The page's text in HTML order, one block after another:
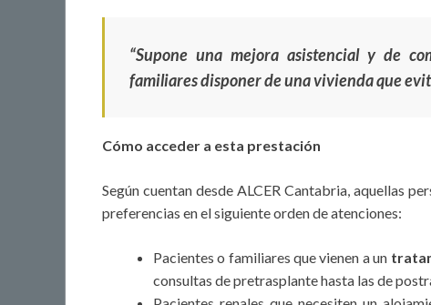
“Supone una mejora asistencial y de
familiares disponer de una vivienda que
Cómo acceder a esta prestación
Según cuentan desde ALCER Cantabria, aquellas
preferencias en el siguiente orden de atenciones:
Pacientes o familiares que vienen a un
consultas de pretrasplante hasta las de